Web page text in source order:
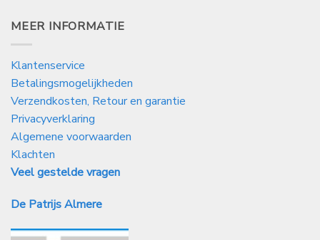
MEER INFORMATIE
Klantenservice
Betalingsmogelijkheden
Verzendkosten, Retour en garantie
Privacyverklaring
Algemene voorwaarden
Klachten
Veel gestelde vragen
De Patrijs Almere